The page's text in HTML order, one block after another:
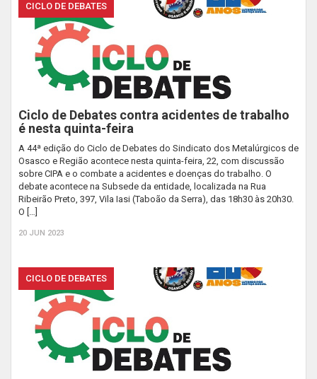
CICLO DE DEBATES
Ciclo de Debates contra acidentes de trabalho
é nesta quinta-feira
A 44ª edição do Ciclo de Debates do Sindicato dos Metalúrgicos de
Osasco e Região acontece nesta quinta-feira, 22, com discussão
sobre CIPA e o combate a acidentes e doenças do trabalho. O
debate acontece na Subsede da entidade, localizada na Rua
Ribeirão Preto, 397, Vila Iasi (Taboão da Serra), das 18h30 às 20h30.
O […]
20 JUN 2023
CICLO DE DEBATES